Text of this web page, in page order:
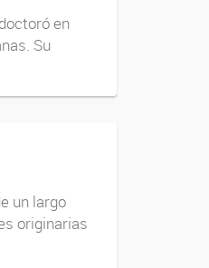
en
Su
un largo
originarias